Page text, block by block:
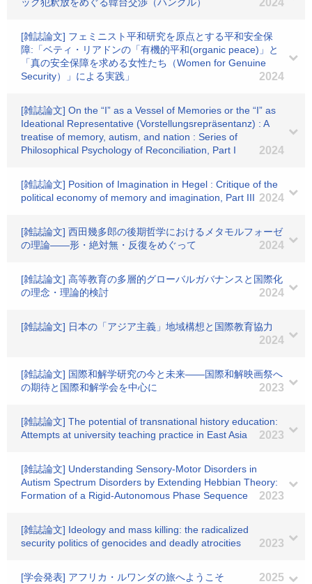
2024
[雑誌論文] フェミニスト平和研究を原点とする平和安全保
障:「ベティ・リアドンの「有機的平和(organic peace)」と
「真の安全保障を求める女性たち（Women for Genuine
Security）」による実践」
2024
[雑誌論文] On the “I” as a Vessel of Memories or the “I” as
Ideational Representative (Vorstellungsrepräsentanz) : A
treatise of memory, autism, and nation : Series of
Philosophical Psychology of Reconciliation, Part I
2024
[雑誌論文] Position of Imagination in Hegel : Critique of the
political economy of memory and imagination, Part III 2024
[雑誌論文] 西田幾多郎の後期哲学におけるメタモルフォーゼ
の理論――形・絶対無・反復をめぐって
2024
[雑誌論文] 高等教育の多層的グローバルガバナンスと国際化
の理念・理論的検討
2024
[雑誌論文] 日本の「アジア主義」地域構想と国際教育協力
2024
[雑誌論文] 国際和解学研究の今と未来――国際和解映画祭へ
の期待と国際和解学会を中心に
2023
[雑誌論文] The potential of transnational history education:
Attempts at university teaching practice in East Asia
2023
[雑誌論文] Understanding Sensory-Motor Disorders in
Autism Spectrum Disorders by Extending Hebbian Theory:
Formation of a Rigid-Autonomous Phase Sequence
2023
[雑誌論文] Ideology and mass killing: the radicalized
security politics of genocides and deadly atrocities
2023
[学会発表] アフリカ・ルワンダの旅へようこそ 2025